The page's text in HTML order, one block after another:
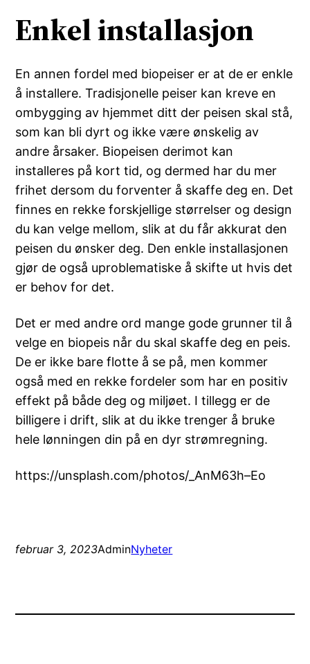
Enkel installasjon
En annen fordel med biopeiser er at de er enkle
å installere. Tradisjonelle peiser kan kreve en
ombygging av hjemmet ditt der peisen skal stå,
som kan bli dyrt og ikke være ønskelig av
andre årsaker. Biopeisen derimot kan
installeres på kort tid, og dermed har du mer
frihet dersom du forventer å skaffe deg en. Det
finnes en rekke forskjellige størrelser og design
du kan velge mellom, slik at du får akkurat den
peisen du ønsker deg. Den enkle installasjonen
gjør de også uproblematiske å skifte ut hvis det
er behov for det.
Det er med andre ord mange gode grunner til å
velge en biopeis når du skal skaffe deg en peis.
De er ikke bare flotte å se på, men kommer
også med en rekke fordeler som har en positiv
effekt på både deg og miljøet. I tillegg er de
billigere i drift, slik at du ikke trenger å bruke
hele lønningen din på en dyr strømregning.
https://unsplash.com/photos/_AnM63h–Eo
februar 3, 2023AdminNyheter